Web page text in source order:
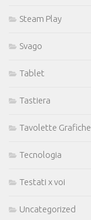
Steam Play
Svago
Tablet
Tastiera
Tavolette Grafiche
Tecnologia
Testati x voi
Uncategorized